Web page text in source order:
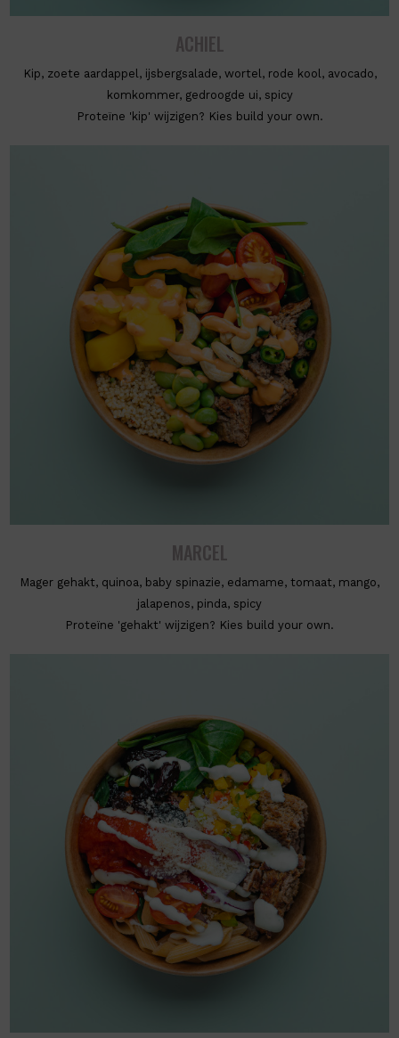
ACHIEL
Kip, zoete aardappel, ijsbergsalade, wortel, rode kool, avocado,
komkommer, gedroogde ui, spicy
Proteïne 'kip' wijzigen? Kies build your own.
MARCEL
Mager gehakt, quinoa, baby spinazie, edamame, tomaat, mango,
jalapenos, pinda, spicy
Proteïne 'gehakt' wijzigen? Kies build your own.